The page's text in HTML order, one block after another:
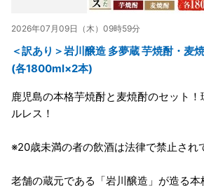
2026年07月09日（木）09時59分
＜訳あり＞岩川醸造 多夢蔵 芋焼酎・麦
(各1800ml×2本)
鹿児島の本格芋焼酎と麦焼酎のセット
ルレス！
※20歳未満の者の飲酒は法律で禁止され
老舗の蔵元である「岩川醸造」が造る本